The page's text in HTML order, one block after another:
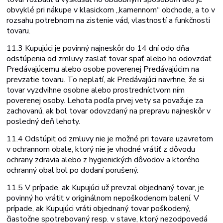
obvyklé pri nákupe v klasickom „kamennom“ obchode, a to v
rozsahu potrebnom na zistenie vád, vlastností a funkčnosti
tovaru.
11.3 Kupujúci je povinný najneskôr do 14 dní odo dňa
odstúpenia od zmluvy zaslať tovar späť alebo ho odovzdať
Predávajúcemu alebo osobe poverenej Predávajúcim na
prevzatie tovaru. To neplatí, ak Predávajúci navrhne, že si
tovar vyzdvihne osobne alebo prostredníctvom ním
poverenej osoby. Lehota podľa prvej vety sa považuje za
zachovanú, ak bol tovar odovzdaný na prepravu najneskôr v
posledný deň lehoty.
11.4 Odstúpiť od zmluvy nie je možné pri tovare uzavretom
v ochrannom obale, ktorý nie je vhodné vrátiť z dôvodu
ochrany zdravia alebo z hygienických dôvodov a ktorého
ochranný obal bol po dodaní porušený.
11.5 V prípade, ak Kupujúci už prevzal objednaný tovar, je
povinný ho vrátiť v originálnom nepoškodenom balení. V
prípade, ak Kupujúci vráti objednaný tovar poškodený,
čiastočne spotrebovaný resp. v stave, ktorý nezodpovedá